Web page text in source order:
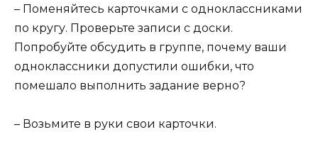
– Поменяйтесь карточками с одноклассниками
по кругу. Проверьте записи с доски.
Попробуйте обсудить в группе, почему ваши
одноклассники допустили ошибки, что
помешало выполнить задание верно?
– Возьмите в руки свои карточки.